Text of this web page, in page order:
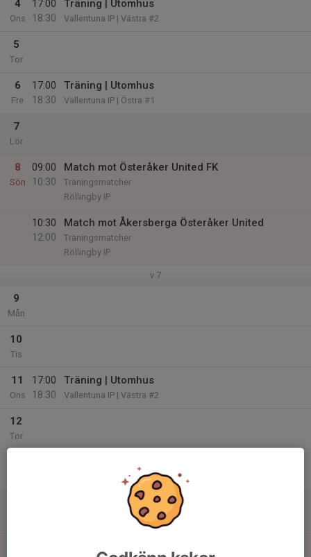
4
Ons
17:00
18:30
Träning | Utomhus
Vallentuna IP | Västra #2
5
Tor
6
Fre
17:00
18:30
Träning | Utomhus
Vallentuna IP | Östra #1
7
Lör
8
Sön
09:00
10:30
Match mot Österåker United FK
Träningsmatcher
Röllingby IP
10:30
12:00
Match mot Åkersberga Österåker United
Träningsmatcher
Röllingby IP
v.7
9
Mån
10
Tis
11
Ons
17:00
18:30
Träning | Utomhus
Vallentuna IP | Västra #2
12
Tor
Vallentuna IP | Östra #1